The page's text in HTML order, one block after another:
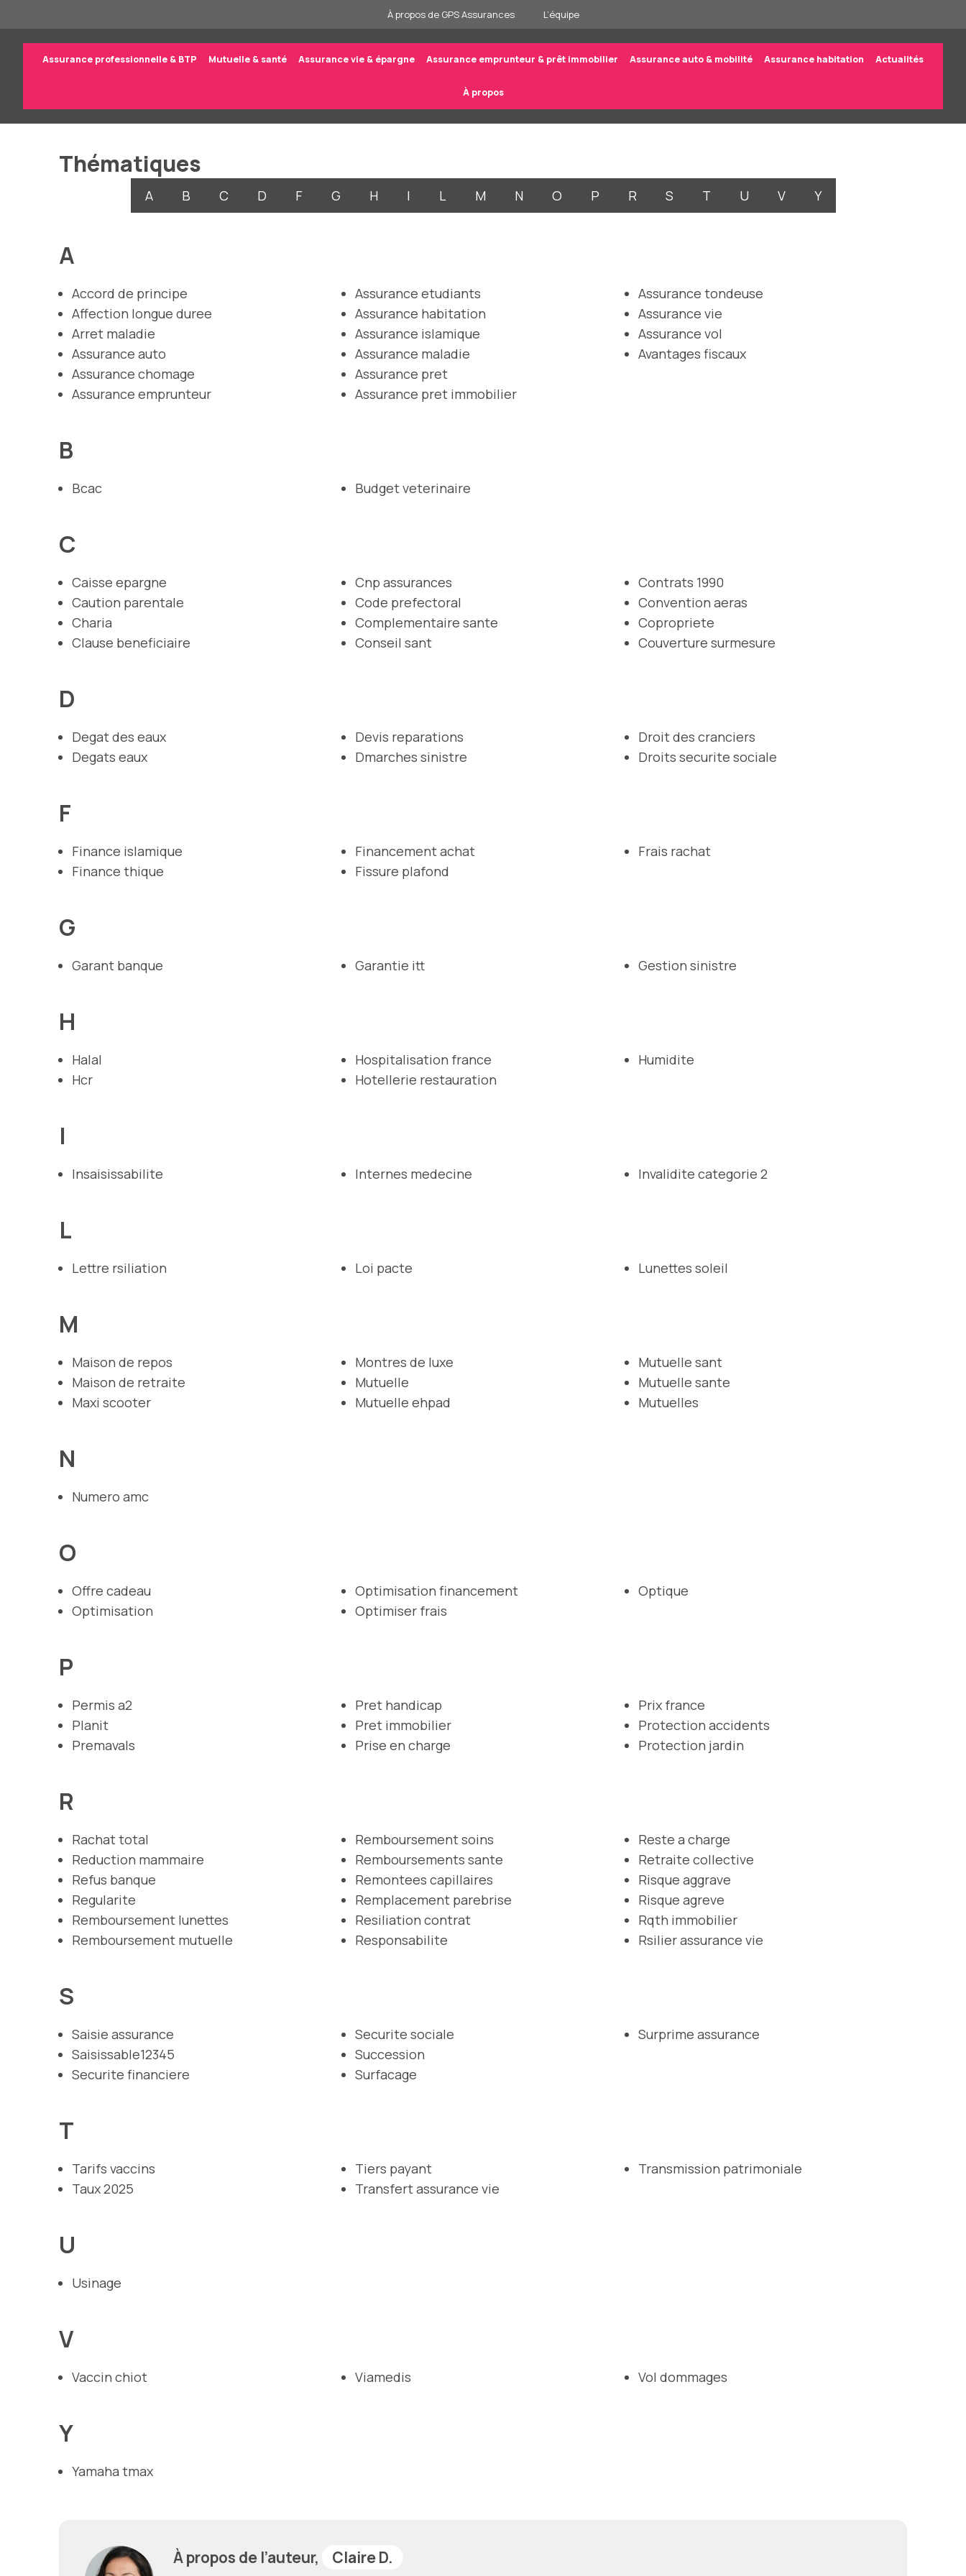
au
À propos de GPS Assurances L’équipe
Assurance professionnelle & BTP Mutuelle & santé Assurance vie & épargne Assurance emprunteur & prêt immobilier Assurance auto & mobilité Assurance habitation Actualités
À propos
Thématiques
A B C D F G H I L M N O P R S T U V Y
A
Accord de principe
Affection longue duree
Arret maladie
Assurance auto
Assurance chomage
Assurance emprunteur
Assurance etudiants
Assurance habitation
Assurance islamique
Assurance maladie
Assurance pret
Assurance pret immobilier
Assurance tondeuse
Assurance vie
Assurance vol
Avantages fiscaux
B
Bcac Budget veterinaire
C
Caisse epargne
Caution parentale
Charia
Clause beneficiaire
Cnp assurances
Code prefectoral
Complementaire sante
Conseil sant
Contrats 1990
Convention aeras
Copropriete
Couverture surmesure
D
Degat des eaux
Degats eaux
Devis reparations
Dmarches sinistre
Droit des cranciers
Droits securite sociale
F
Finance islamique
Finance thique
Financement achat
Fissure plafond
Frais rachat
G
Garant banque Garantie itt Gestion sinistre
H
Halal
Hcr
Hospitalisation france
Hotellerie restauration
Humidite
I
Insaisissabilite Internes medecine Invalidite categorie 2
L
Lettre rsiliation Loi pacte Lunettes soleil
M
Maison de repos
Maison de retraite
Maxi scooter
Montres de luxe
Mutuelle
Mutuelle ehpad
Mutuelle sant
Mutuelle sante
Mutuelles
N
Numero amc
O
Offre cadeau
Optimisation
Optimisation financement
Optimiser frais
Optique
P
Permis a2
Planit
Premavals
Pret handicap
Pret immobilier
Prise en charge
Prix france
Protection accidents
Protection jardin
R
Rachat total
Reduction mammaire
Refus banque
Regularite
Remboursement lunettes
Remboursement mutuelle
Remboursement soins
Remboursements sante
Remontees capillaires
Remplacement parebrise
Resiliation contrat
Responsabilite
Reste a charge
Retraite collective
Risque aggrave
Risque agreve
Rqth immobilier
Rsilier assurance vie
S
Saisie assurance
Saisissable12345
Securite financiere
Securite sociale
Succession
Surfacage
Surprime assurance
T
Tarifs vaccins
Taux 2025
Tiers payant
Transfert assurance vie
Transmission patrimoniale
U
Usinage
V
Vaccin chiot Viamedis Vol dommages
Y
Yamaha tmax
À propos de l’auteur, Claire D.